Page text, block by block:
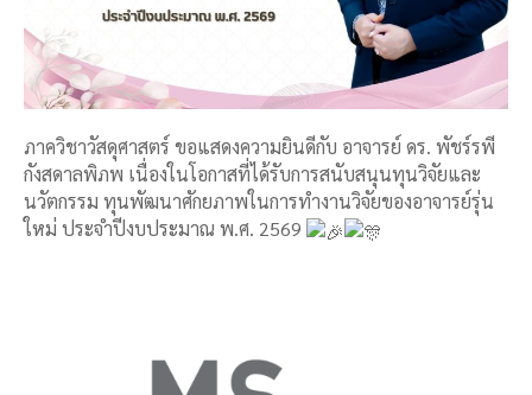
ภาควิชาวัสดุศาสตร์ ขอแสดงความยินดีกับ อาจารย์ ดร. พัชร์รพี
กังสดาลพิภพ เนื่องในโอกาสที่ได้รับการสนับสนุนทุนวิจัยและ
นวัตกรรม ทุนพัฒนาศักยภาพในการทำงานวิจัยของอาจารย์รุ่น
ใหม่ ประจำปีงบประมาณ พ.ศ. 2569